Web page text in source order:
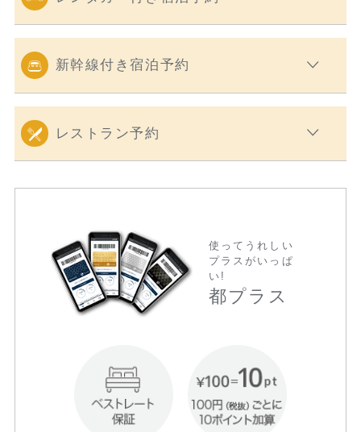
新幹線付き宿泊予約
レストラン予約
使ってうれしい
プラスがいっぱ
い!
都プラス